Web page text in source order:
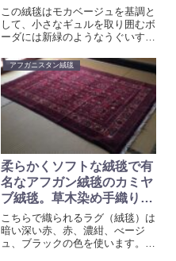
初夏を思わせる色です。草
木染め手織り、新品未使
用。SK009
この絨毯はモカベージュを基調と
して、小さなギュルを取り囲むボ
ーダには新緑のようなうぐいす色
新鮮な春の葉のような緑は、私た
ち日本人にとって春の野原をイメ
ージさせてもらえます。アフガン
絨毯のホジャロナイではなかなか
お目にかからない色ではないでし
アフガニスタン絨毯
柔らかくソフトな絨毯で有
名なアフガン絨毯のカミヤ
ブ絨毯。草木染め手織りｓ
ｋ011
こちらで織られるラグ（絨毯）は
暗い深い赤、赤、濃紺、べージ
ュ、ブラックの色を使います。ま